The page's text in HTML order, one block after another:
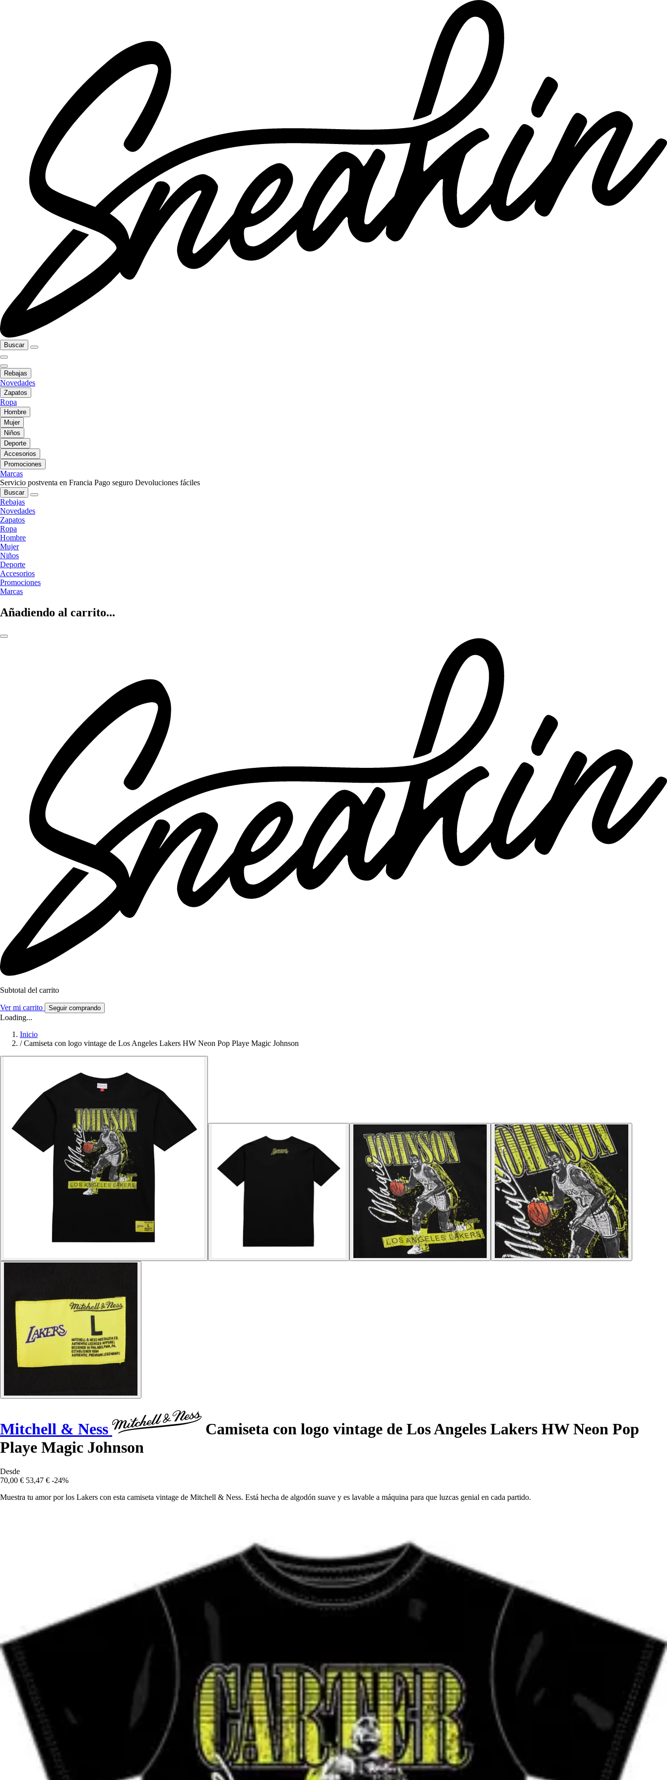
Buscar
Rebajas
Novedades
Zapatos
Ropa
Hombre
Mujer
Niños
Deporte
Accesorios
Promociones
Marcas
Servicio postventa en Francia Pago seguro Devoluciones fáciles
Buscar
Rebajas
Novedades
Zapatos
Ropa
Hombre
Mujer
Niños
Deporte
Accesorios
Promociones
Marcas
Añadiendo al carrito...
Subtotal del carrito
Ver mi carrito Seguir comprando
Loading...
Inicio
/ Camiseta con logo vintage de Los Angeles Lakers HW Neon Pop Playe Magic Johnson
Mitchell & Ness
Camiseta con logo vintage de Los Angeles Lakers HW Neon Pop
Playe Magic Johnson
Desde
70,00 € 53,47 € -24%
Muestra tu amor por los Lakers con esta camiseta vintage de Mitchell & Ness. Está hecha de algodón suave y es lavable a máquina para que luzcas genial en cada partido.